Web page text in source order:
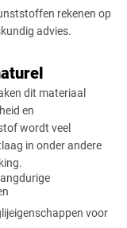
Cirkel
rekenen op
advies.
dit materiaal
en
wordt veel
in onder andere
voor